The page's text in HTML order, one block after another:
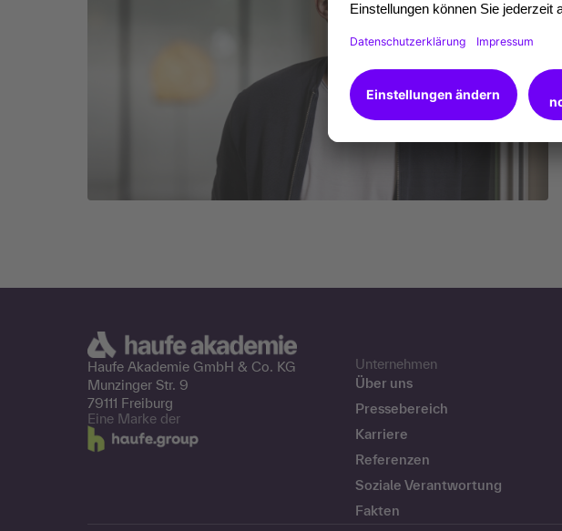
Haufe Akademie GmbH & Co. KG
Munzinger Str. 9
79111 Freiburg
Eine Marke der
Unternehmen
Über uns
Pressebereich
Karriere
Referenzen
Soziale Verantwortung
Fakten